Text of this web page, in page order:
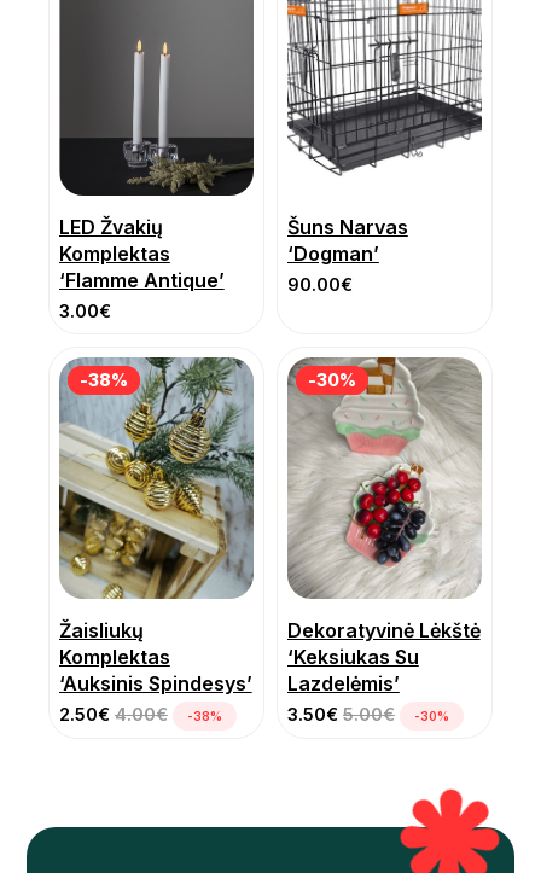
LED Žvakių
Komplektas
‘Flamme Antique’
3.00€
Šuns Narvas
‘Dogman’
90.00€
Žaisliukų
Komplektas
‘Auksinis Spindesys’
2.50€ 4.00€
-38%
-38%
-38%
Dekoratyvinė Lėkštė
‘Keksiukas Su
Lazdelėmis’
3.50€ 5.00€
-30%
-30%
-30%